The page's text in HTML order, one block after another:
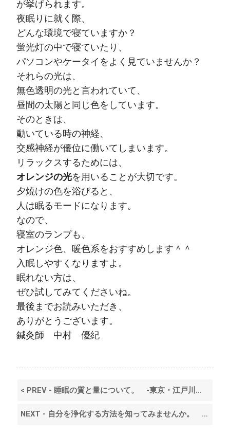
が挙げられます。
夜眠りに就く際、
どんな環境で寝ていますか？
蛍光灯の中で寝ていたり、
パソコンやケータイをよく見ていませんか？
それらの光は、
無色透明の光と言われていて、
昼間の太陽と同じ色をしています。
そのときは、
動いている時の神経、
交感神経が優位に働いてしまいます。
リラックスするためには、
オレンジの光を用いることが大切です。
夕焼けの色を浴びると、
人は眠るモードになります。
なので、
寝室のランプも、
オレンジ色、暖色系をおすすめします＾＾
入眠しやすくなりますよ。
眠れない方は、
ぜひ試してみてくださいね。
最後までお読みいただき、
ありがとうございます。
鍼灸師 中村 優紀
< PREV - 睡眠の質と量について。 ‐東京・江戸川区・平井‐
NEXT - 自分を浄化する方法を知ってみませんか。 ‐東京・江戸川区・平井‐ >